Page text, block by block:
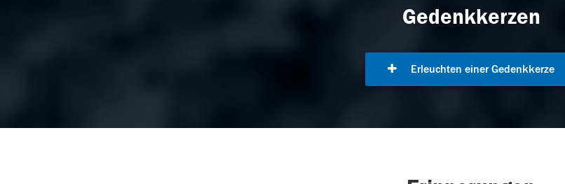
Gedenkkerzen
Erleuchten einer Gedenkkerze